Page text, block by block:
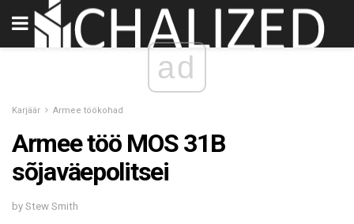
ad
Karjäär Armee töökohad
Armee töö MOS 31B
sõjaväepolitsei
by Stew Smith